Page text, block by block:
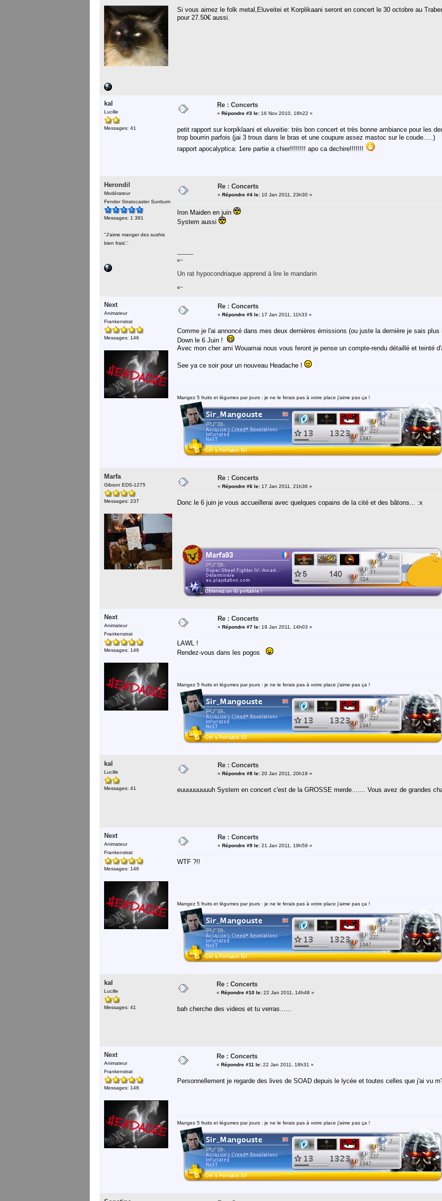
Si vous aimez le folk metal,Eluveitei et Korplikaani seront en concert le 30 octobre au
pour 27.50€ aussi.
kal
Lucille
Messages: 41
Re : Concerts
« Répondre #3 le: 16 Nov 2010, 16h22 »
petit rapport sur korpiklaani et eluveitie: très bon concert et très bonne ambiance pour les
trop bourrin parfois (jai 3 trous dans le bras et une coupure assez mastoc sur le coude.....)
rapport apocalyptica: 1ere partie a chier!!!!!!!! apo ca dechire!!!!!!!
Herondil
Modérateur
Fender Stratocaster Sunburn
Messages: 1 391
''J'aime manger des sushis
bien frais'.'
Re : Concerts
« Répondre #4 le: 10 Jan 2011, 23h30 »
Iron Maiden en juin
System aussi
-----------
¤~
Un rat hypocondriaque apprend à lire le mandarin
¤~
Next
Animateur
Frankenstrat
Messages: 146
Re : Concerts
« Répondre #5 le: 17 Jan 2011, 11h33 »
Comme je l'ai annoncé dans mes deux dernières émissions (ou juste la dernière je sais
Down le 6 Juin !
Avec mon cher ami Wouamai nous vous feront je pense un compte-rendu détaillé et teinté
See ya ce soir pour un nouveau Headache !
Mangez 5 fruits et légumes par jours : je ne le ferais pas à votre place j'aime pas ça !
Marfa
Gibson EDS-1275
Messages: 237
Re : Concerts
« Répondre #6 le: 17 Jan 2011, 21h36 »
Donc le 6 juin je vous accueillerai avec quelques copains de la cité et des bâtons... :x
Next
Animateur
Frankenstrat
Messages: 146
Re : Concerts
« Répondre #7 le: 19 Jan 2011, 14h03 »
LAWL !
Rendez-vous dans les pogos
Mangez 5 fruits et légumes par jours : je ne le ferais pas à votre place j'aime pas ça !
kal
Lucille
Messages: 41
Re : Concerts
« Répondre #8 le: 20 Jan 2011, 20h19 »
euuuuuuuuuh System en concert c'est de la GROSSE merde....... Vous avez de grandes
Next
Animateur
Frankenstrat
Messages: 146
Re : Concerts
« Répondre #9 le: 21 Jan 2011, 19h59 »
WTF ?!!
Mangez 5 fruits et légumes par jours : je ne le ferais pas à votre place j'aime pas ça !
kal
Lucille
Messages: 41
Re : Concerts
« Répondre #10 le: 22 Jan 2011, 14h48 »
bah cherche des videos et tu verras......
Next
Animateur
Frankenstrat
Messages: 146
Re : Concerts
« Répondre #11 le: 22 Jan 2011, 18h31 »
Personnellement je regarde des lives de SOAD depuis le lycée et toutes celles que j'ai vu
Mangez 5 fruits et légumes par jours : je ne le ferais pas à votre place j'aime pas ça !